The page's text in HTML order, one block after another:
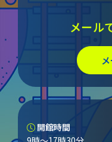
メール
開館時間